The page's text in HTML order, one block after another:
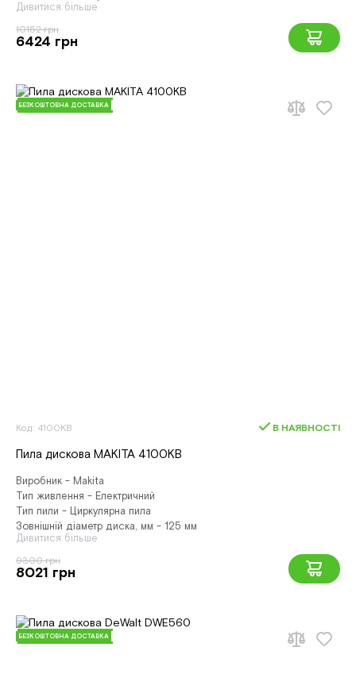
Дивитися більше
10152 грн
6424 грн
БЕЗКОШТОВНА ДОСТАВКА
Код: 4100KB В НАЯВНОСТІ
Пила дискова MAKITA 4100KB
Виробник - Makita
Тип живлення - Електричний
Тип пили - Циркулярна пила
Зовнішній діаметр диска, мм - 125 мм
Дивитися більше
9300 грн
8021 грн
БЕЗКОШТОВНА ДОСТАВКА